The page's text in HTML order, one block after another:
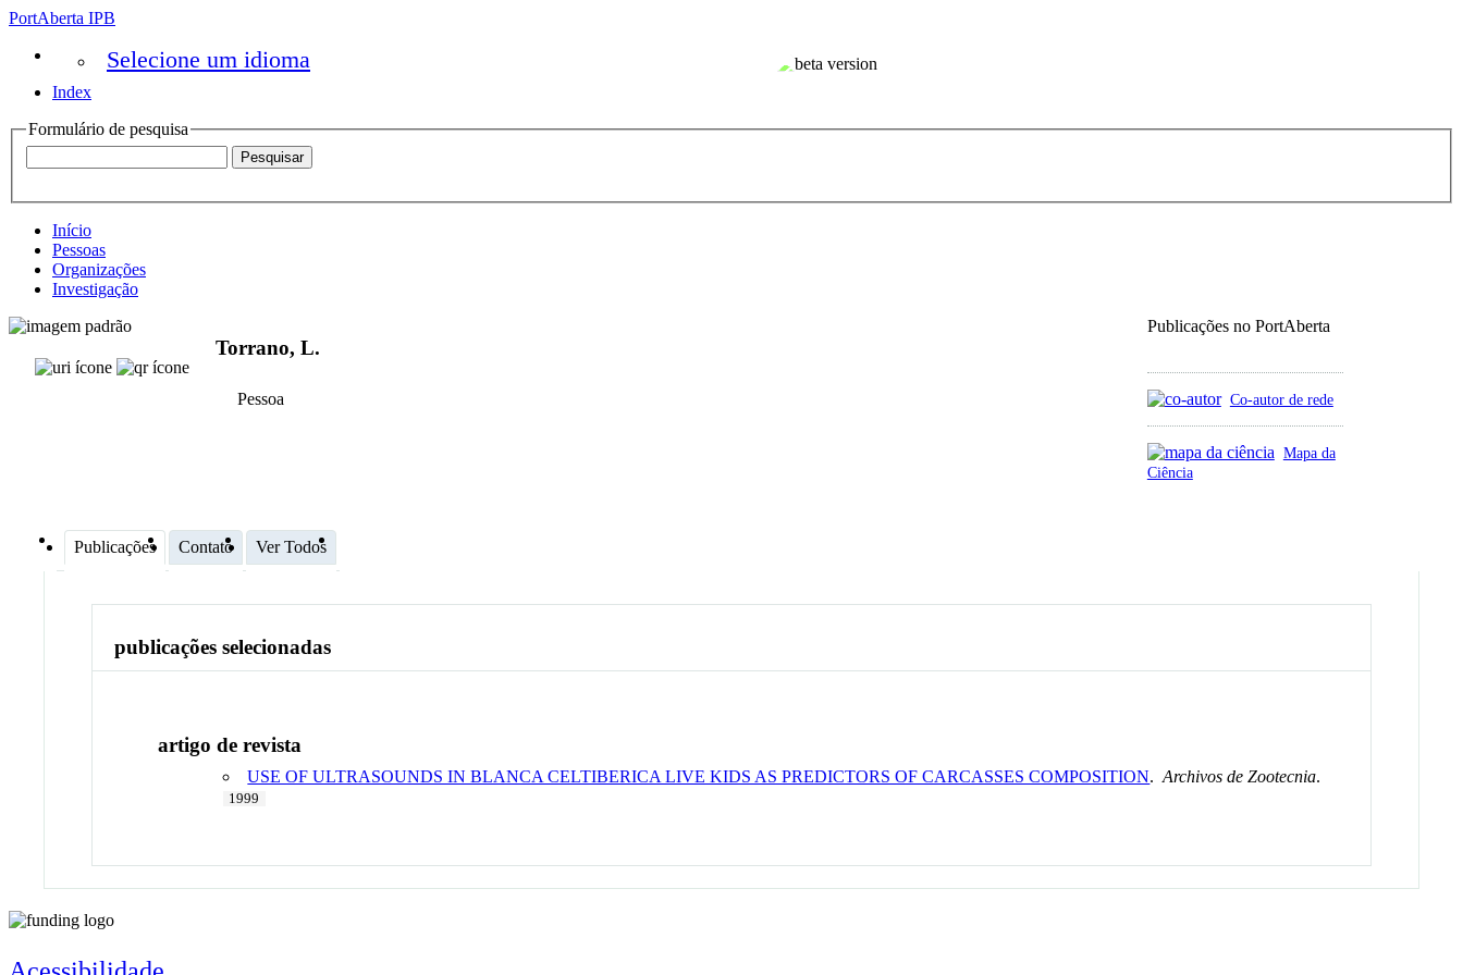
PortAberta IPB
Selecione um idioma
Index
Formulário de pesquisa
Início
Pessoas
Organizações
Investigação
Publicações no PortAberta
Co-autor de rede
Mapa da
Ciência
Torrano, L.
Pessoa
Publicações Contato Ver Todos
publicações selecionadas
artigo de revista
USE OF ULTRASOUNDS IN BLANCA CELTIBERICA LIVE KIDS AS PREDICTORS OF CARCASSES COMPOSITION.Archivos de Zootecnia.
1999